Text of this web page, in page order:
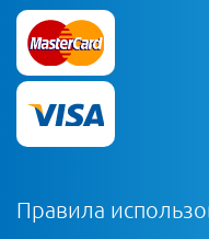
Правила